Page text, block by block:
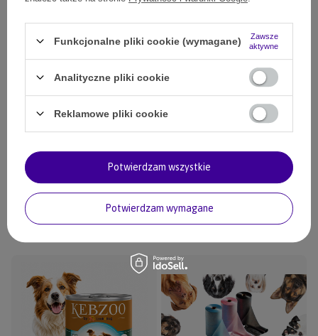
338,00 zł (Zniżka 2%)
331,99 zł
Zestaw: Karma Look4dog CARE Jagnięcina 6kg + KEBZOO
207,00 zł
Sucha karma Look4dog CARE Wołowina bez zbóż i kurczaka
12 kg
249,00 zł
Twój pies to polubi
Funkcjonalne pliki cookie (wymagane)
Zawsze
aktywne
Analityczne pliki cookie
Reklamowe pliki cookie
Potwierdzam wymagane
Potwierdzam wszystkie